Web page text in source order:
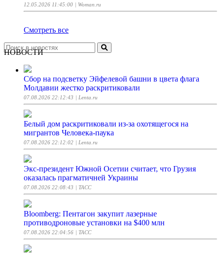
12.05.2026 11:45:00 | Woman.ru
Смотреть все
НОВОСТИ
Сбор на подсветку Эйфелевой башни в цвета флага
Молдавии жестко раскритиковали
07.08.2026 22:12:43 | Lenta.ru
Белый дом раскритиковали из-за охотящегося на
мигрантов Человека-паука
07.08.2026 22:12:02 | Lenta.ru
Экс-президент Южной Осетии считает, что Грузия
оказалась прагматичней Украины
07.08.2026 22:08:43 | ТАСС
Bloomberg: Пентагон закупит лазерные
противодроновые установки на $400 млн
07.08.2026 22:04:56 | ТАСС